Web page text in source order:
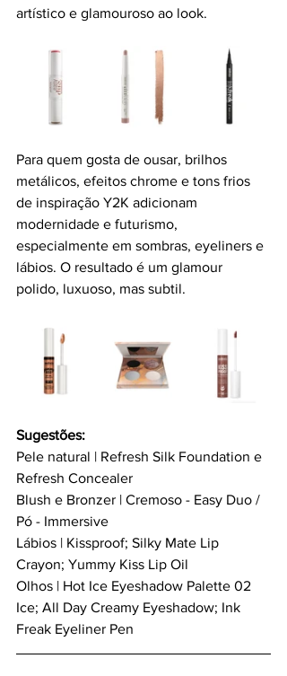
artístico e glamouroso ao look.
Para quem gosta de ousar, brilhos
metálicos, efeitos chrome e tons frios
de inspiração Y2K adicionam
modernidade e futurismo,
especialmente em sombras, eyeliners e
lábios. O resultado é um glamour
polido, luxuoso, mas subtil.
Sugestões:
Pele natural | Refresh Silk Foundation e
Refresh Concealer
Blush e Bronzer | Cremoso - Easy Duo /
Pó - Immersive
Lábios | Kissproof; Silky Mate Lip
Crayon; Yummy Kiss Lip Oil
Olhos | Hot Ice Eyeshadow Palette 02
Ice; All Day Creamy Eyeshadow; Ink
Freak Eyeliner Pen